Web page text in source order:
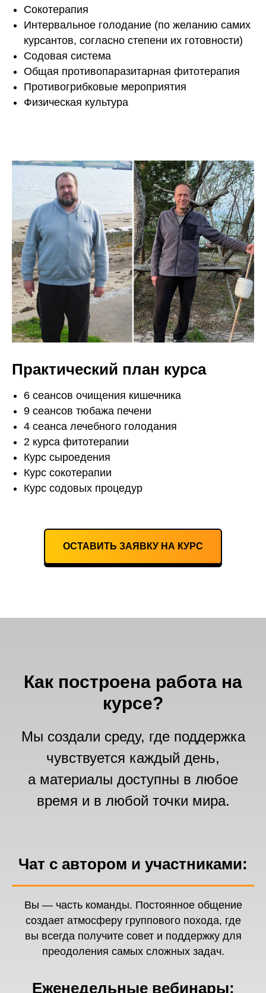
Сокотерапия
Интервальное голодание (по желанию самих
курсантов, согласно степени их готовности)
Содовая система
Общая противопаразитарная фитотерапия
Противогрибковые мероприятия
Физическая культура
Практический план курса
6 сеансов очищения кишечника
9 сеансов тюбажа печени
4 сеанса лечебного голодания
2 курса фитотерапии
Курс сыроедения
Курс сокотерапии
Курс содовых процедур
ОСТАВИТЬ ЗАЯВКУ НА КУРС
Как построена работа на
курсе?
Мы создали среду, где поддержка
чувствуется каждый день,
а материалы доступны в любое
время и в любой точки мира.
Чат с автором и участниками:
Вы — часть команды. Постоянное общение
создает атмосферу группового похода, где
вы всегда получите совет и поддержку для
преодоления самых сложных задач.
Еженедельные вебинары: